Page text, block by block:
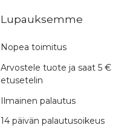
Lupauksemme
Nopea toimitus
Arvostele tuote ja saat 5 €
etusetelin
Ilmainen palautus
14 päivän palautusoikeus